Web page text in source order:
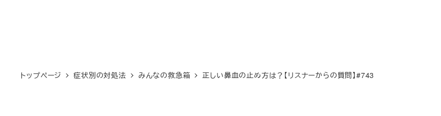
トップページ 症状別の対処法 みんなの救急箱 正しい鼻血の止め方は？【リスナーからの質問】#743